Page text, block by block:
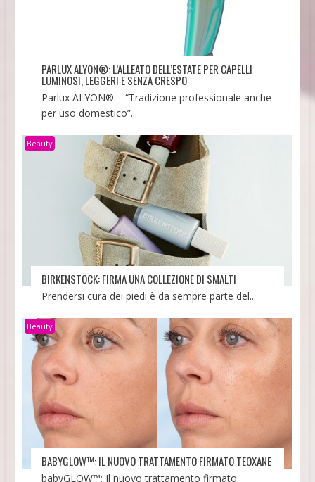
PARLUX ALYON®: L’ALLEATO DELL’ESTATE PER CAPELLI
LUMINOSI, LEGGERI E SENZA CRESPO
Parlux ALYON® – “Tradizione professionale anche
per uso domestico”...
Beauty
BIRKENSTOCK: FIRMA UNA COLLEZIONE DI SMALTI
Prendersi cura dei piedi è da sempre parte del...
Beauty
BABYGLOW™: IL NUOVO TRATTAMENTO FIRMATO TEOXANE
babyGLOW™: Il nuovo trattamento firmato